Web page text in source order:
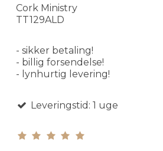
Cork Ministry
TT129ALD
- sikker betaling!
- billig forsendelse!
- lynhurtig levering!
Leveringstid: 1 uge